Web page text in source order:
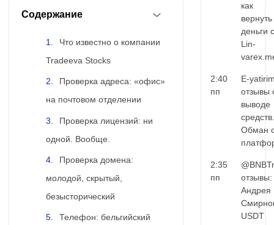
Содержание
Что известно о компании
Tradeeva Stocks
Проверка адреса: «офис»
на почтовом отделении
Проверка лицензий: ни
одной. Вообще.
Проверка домена:
молодой, скрытый,
безысторический
Телефон: бельгийский
как
вернуть
деньги с
Lin-
2:40
пп
E-
отзывы
выводе
средств.
Обман
2:35
пп
Андрея
USDT